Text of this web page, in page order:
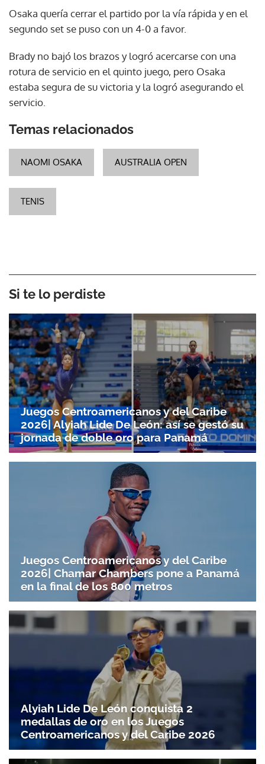
Osaka quería cerrar el partido por la vía rápida y en el
segundo set se puso con un 4-0 a favor.
Brady no bajó los brazos y logró acercarse con una
rotura de servicio en el quinto juego, pero Osaka
estaba segura de su victoria y la logró asegurando el
servicio.
Temas relacionados
NAOMI OSAKA AUSTRALIA OPEN
TENIS
Si te lo perdiste
Juegos Centroamericanos y del Caribe
2026| Alyiah Lide De León: así se gestó su
jornada de doble oro para Panamá
Juegos Centroamericanos y del Caribe
2026| Chamar Chambers pone a Panamá
en la final de los 800 metros
Alyiah Lide De León conquista 2
medallas de oro en los Juegos
Centroamericanos y del Caribe 2026